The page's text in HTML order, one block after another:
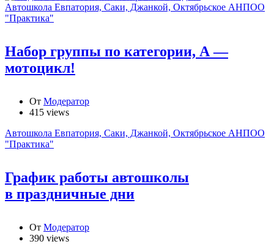
Автошкола Евпатория, Саки, Джанкой, Октябрьское АНПОО
"Практика"
Набор группы по категории, А —
мотоцикл!
От Модератор
415 views
Автошкола Евпатория, Саки, Джанкой, Октябрьское АНПОО
"Практика"
График работы автошколы
в праздничные дни
От Модератор
390 views